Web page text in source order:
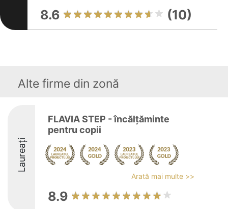
8.6 (10)
Alte firme din zonă
Laureați
FLAVIA STEP - încălțăminte
pentru copii
Arată mai multe >>
8.9